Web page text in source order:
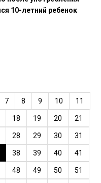
10-летний ребенок
7 8 9 10 11
18 19 20 21
28 29 30 31
38 39 40 41
48 49 50 51